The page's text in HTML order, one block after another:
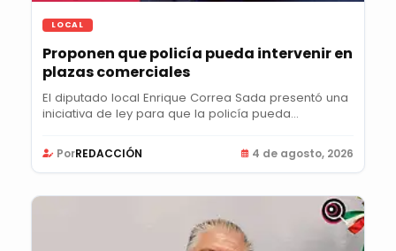
LOCAL
Proponen que policía pueda intervenir en
plazas comerciales
El diputado local Enrique Correa Sada presentó una
iniciativa de ley para que la policía pueda...
PorREDACCIÓN 4 de agosto, 2026